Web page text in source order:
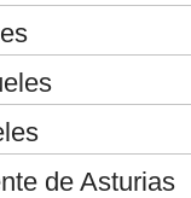
de Asturias